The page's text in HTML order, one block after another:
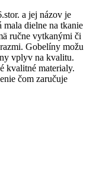
a jej názov je
dielne na tkanie
ručne vytkanými či
Gobelíny možu
vplyv na kvalitu.
kvalitné materialy.
čom zaručuje